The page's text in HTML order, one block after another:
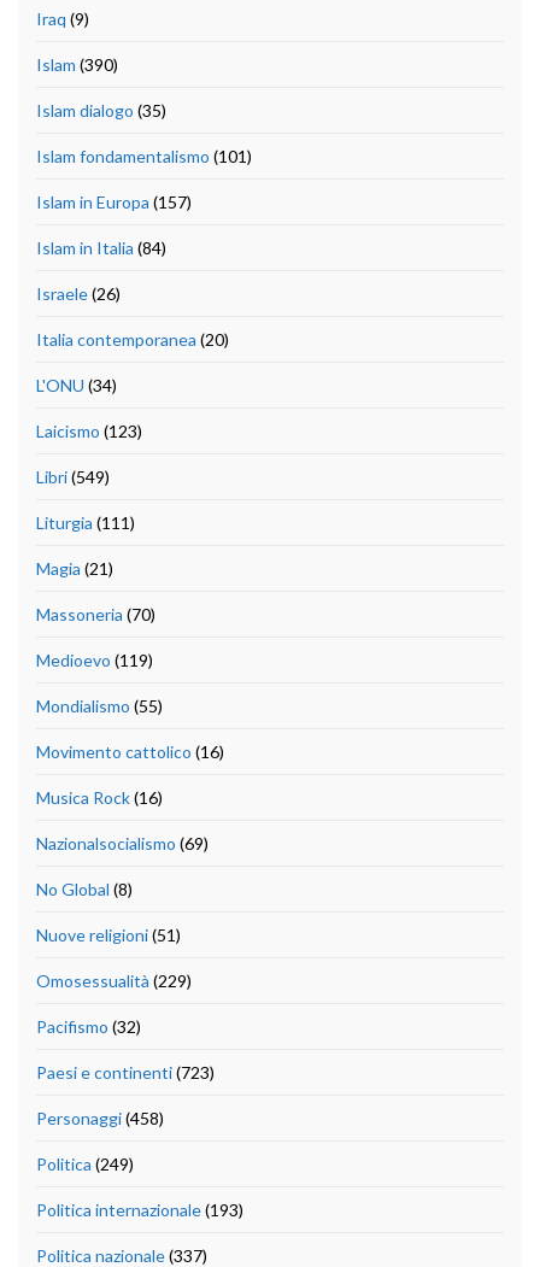
Iraq (9)
Islam (390)
Islam dialogo (35)
Islam fondamentalismo (101)
Islam in Europa (157)
Islam in Italia (84)
Israele(26)
Italia contemporanea (20)
L'ONU (34)
Laicismo (123)
Libri(549)
Liturgia (111)
Magia (21)
Massoneria (70)
Medioevo (119)
Mondialismo (55)
Movimento cattolico (16)
Musica Rock(16)
Nazionalsocialismo (69)
No Global (8)
Nuove religioni(51)
Omosessualità (229)
Pacifismo (32)
Paesi e continenti(723)
Personaggi(458)
Politica (249)
Politica internazionale(193)
Politica nazionale(337)